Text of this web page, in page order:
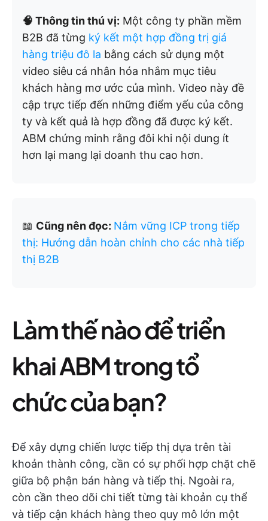
🧠 Thông tin thú vị: Một công ty phần mềm
B2B đã từng ký kết một hợp đồng trị giá
hàng triệu đô la bằng cách sử dụng một
video siêu cá nhân hóa nhắm mục tiêu
khách hàng mơ ước của mình. Video này đề
cập trực tiếp đến những điểm yếu của công
ty và kết quả là hợp đồng đã được ký kết.
ABM chứng minh rằng đôi khi nội dung ít
hơn lại mang lại doanh thu cao hơn.
📖 Cũng nên đọc: Nắm vững ICP trong tiếp
thị: Hướng dẫn hoàn chỉnh cho các nhà tiếp
thị B2B
Làm thế nào để triển
khai ABM trong tổ
chức của bạn?
Để xây dựng chiến lược tiếp thị dựa trên tài
khoản thành công, cần có sự phối hợp chặt chẽ
giữa bộ phận bán hàng và tiếp thị. Ngoài ra,
còn cần theo dõi chi tiết từng tài khoản cụ thể
và tiếp cận khách hàng theo quy mô lớn một